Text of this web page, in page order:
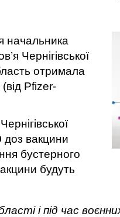
начальника
Чернігівської
отримала
Pfizer-
доз вакцини
бустерного
будуть
і під час